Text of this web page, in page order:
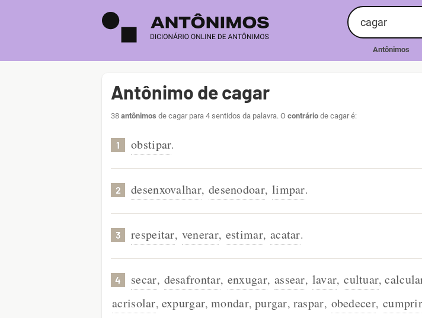
Antônimos
Antônimo de cagar
38 antônimos de cagar para 4 sentidos da palavra. O contrário de cagar é:
1 obstipar.
2 desenxovalhar, desenodoar, limpar.
3 respeitar, venerar, estimar, acatar.
4 secar, desafrontar, enxugar, assear, lavar, cultuar,
acrisolar, expurgar,mondar, purgar, raspar, obedecer, cumprir